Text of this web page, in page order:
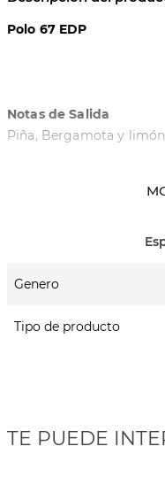
Polo 67 EDP
Notas de Salida
Piña, Bergamota y limón
Notas de Corazón:
Genero
Tipo de producto
TE PUEDE